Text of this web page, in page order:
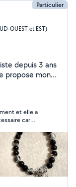
Particulier
OUEST et EST)
depuis 3 ans
propose mon
et elle a
car
et autres ,